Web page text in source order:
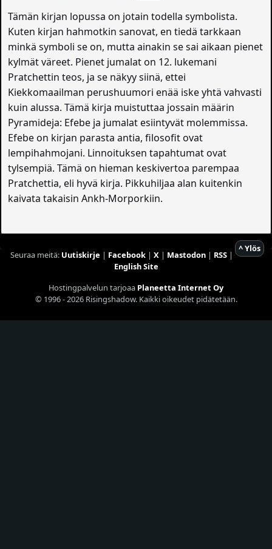
Tämän kirjan lopussa on jotain todella symbolista.
Kuten kirjan hahmotkin sanovat, en tiedä tarkkaan
minkä symboli se on, mutta ainakin se sai aikaan pienet
kylmät väreet. Pienet jumalat on 12. lukemani
Pratchettin teos, ja se näkyy siinä, ettei
Kiekkomaailman perushuumori enää iske yhtä vahvasti
kuin alussa. Tämä kirja muistuttaa jossain määrin
Pyramideja: Efebe ja jumalat esiintyvät molemmissa.
Efebe on kirjan parasta antia, filosofit ovat
lempihahmojani. Linnoituksen tapahtumat ovat
tylsempiä. Tämä on hieman keskivertoa parempaa
Pratchettia, eli hyvä kirja. Pikkuhiljaa alan kuitenkin
kaivata takaisin Ankh-Morporkiin.
^ Ylös
Seuraa meitä: Uutiskirje | Facebook| X| Mastodon| RSS|
English Site
Hostingpalvelun tarjoaa Planeetta Internet Oy
© 1996 - 2026 Risingshadow. Kaikki oikeudet pidätetään.